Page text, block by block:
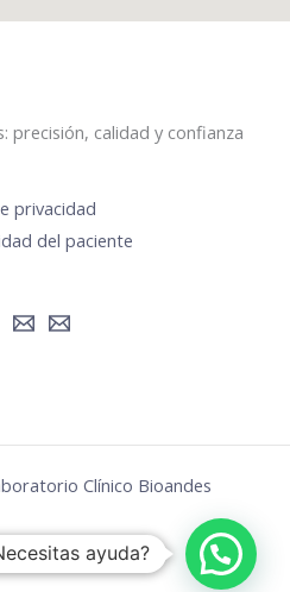
precisión, calidad y confianza
privacidad
del paciente
Clínico Bioandes
Bioingenia SAS
ayuda?